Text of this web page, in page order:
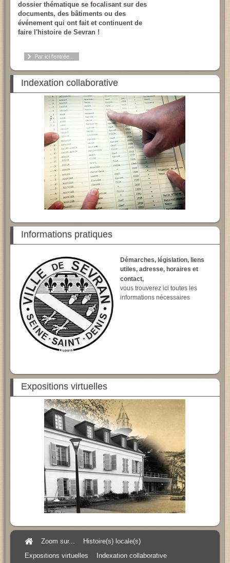
dossier thématique se focalisant sur des
documents, des bâtiments ou des
événement qui ont fait et continuent de
faire l'histoire de Sevran !
Par ici l'entrée...
Indexation collaborative
Informations pratiques
Démarches, législation, liens
utiles, adresse, horaires et
contact,
vous trouverez ici toutes les
informations nécessaires
Expositions virtuelles
Zoom sur...
Histoire(s) locale(s)
Expositions virtuelles
Indexation collaborative